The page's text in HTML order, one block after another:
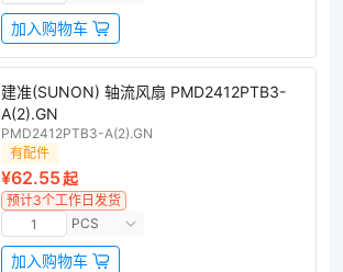
加入购物车
建准(SUNON) 轴流风扇 PMD2412PTB3-
A(2).GN
PMD2412PTB3-A(2).GN
有配件
¥62.55起
预计3个工作日发货
PCS
加入购物车